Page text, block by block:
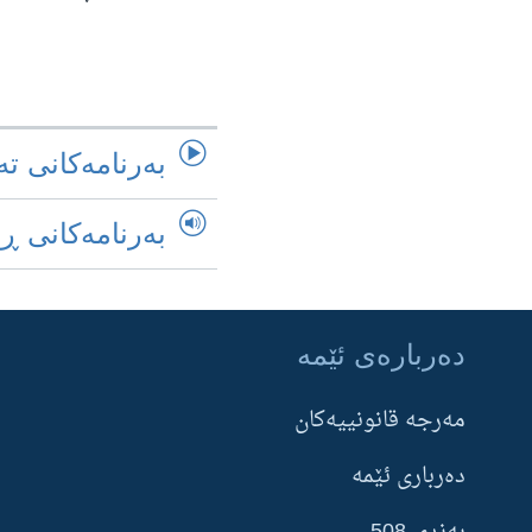
Learning English
به‌رنامه‌کانی
به‌رنامه‌کانی
ده‌رباره‌ی ئێمه‌
مه‌‌رجه قانونییه‌‌كان
ده‌رباری ئێمه‌